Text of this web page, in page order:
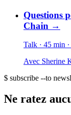
Questions
Chain →
Talk · 45 min
Avec Sherine
$ subscribe --to
Ne ratez